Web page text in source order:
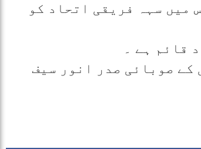
میں سہہ فریقی اتحاد کو
قائم ہے ۔
کے صوبائی صدر انور سیف